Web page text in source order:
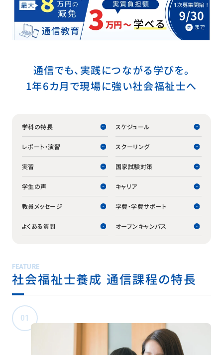
通信でも、実践につながる学びを。
1年6カ月で現場に強い社会福祉士へ
学科の特長 スケジュール
レポート・演習 スクーリング
実習 国家試験対策
学生の声 キャリア
教員メッセージ 学費・学費サポート
よくある質問 オープンキャンパス
FEATURE
社会福祉士養成 通信課程の特長
01